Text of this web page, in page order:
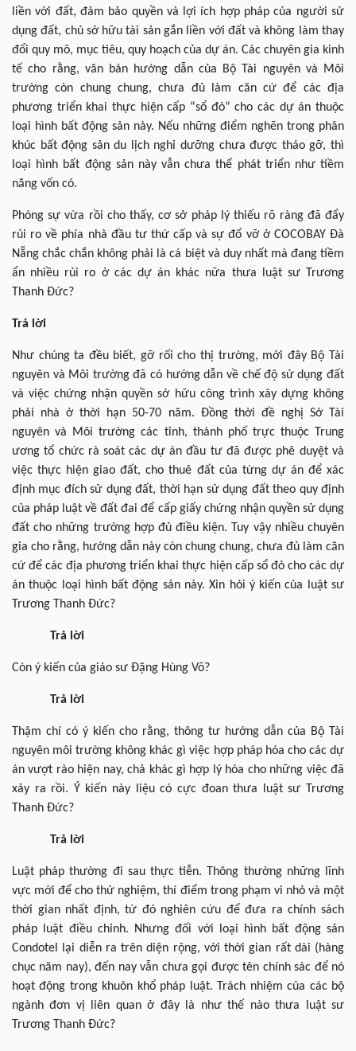
liền với đất, đảm bảo quyền và lợi ích hợp pháp của người sử
dụng đất, chủ sở hữu tài sản gắn liền với đất và không làm thay
đổi quy mô, mục tiêu, quy hoạch của dự án. Các chuyên gia kinh
tế cho rằng, văn bản hướng dẫn của Bộ Tài nguyên và Môi
trường còn chung chung, chưa đủ làm căn cứ để các địa
phương triển khai thực hiện cấp “sổ đỏ” cho các dự án thuộc
loại hình bất động sản này. Nếu những điểm nghẽn trong phân
khúc bất động sản du lịch nghỉ dưỡng chưa được tháo gỡ, thì
loại hình bất động sản này vẫn chưa thể phát triển như tiềm
năng vốn có.
Phóng sự vừa rồi cho thấy, cơ sở pháp lý thiếu rõ ràng đã đẩy
rủi ro về phía nhà đầu tư thứ cấp và sự đổ vỡ ở COCOBAY Đà
Nẵng chắc chắn không phải là cá biệt và duy nhất mà đang tiềm
ẩn nhiều rủi ro ở các dự án khác nữa thưa luật sư Trương
Thanh Đức?
Trả lời
Như chúng ta đều biết, gỡ rối cho thị trường, mới đây Bộ Tài
nguyên và Môi trường đã có hướng dẫn về chế độ sử dụng đất
và việc chứng nhận quyền sở hữu công trình xây dựng không
phải nhà ở thời hạn 50-70 năm. Đồng thời đề nghị Sở Tài
nguyên và Môi trường các tỉnh, thành phố trực thuộc Trung
ương tổ chức rà soát các dự án đầu tư đã được phê duyệt và
việc thực hiện giao đất, cho thuê đất của từng dự án để xác
định mục đích sử dụng đất, thời hạn sử dụng đất theo quy định
của pháp luật về đất đai để cấp giấy chứng nhận quyền sử dụng
đất cho những trường hợp đủ điều kiện. Tuy vậy nhiều chuyên
gia cho rằng, hướng dẫn này còn chung chung, chưa đủ làm căn
cứ để các địa phương triển khai thực hiện cấp sổ đỏ cho các dự
án thuộc loại hình bất động sản này. Xin hỏi ý kiến của luật sư
Trương Thanh Đức?
Trả lời
Còn ý kiến của giáo sư Đặng Hùng Võ?
Trả lời
Thậm chí có ý kiến cho rằng, thông tư hướng dẫn của Bộ Tài
nguyên môi trường không khác gì việc hợp pháp hóa cho các dự
án vượt rào hiện nay, chả khác gì hợp lý hóa cho những việc đã
xảy ra rồi. Ý kiến này liệu có cực đoan thưa luật sư Trương
Thanh Đức?
Trả lời
Luật pháp thường đi sau thực tiễn. Thông thường những lĩnh
vực mới để cho thử nghiệm, thí điểm trong phạm vi nhỏ và một
thời gian nhất định, từ đó nghiên cứu để đưa ra chính sách
pháp luật điều chỉnh. Nhưng đối với loại hình bất động sản
Condotel lại diễn ra trên diện rộng, với thời gian rất dài (hàng
chục năm nay), đến nay vẫn chưa gọi được tên chính sác để nó
hoạt động trong khuôn khổ pháp luật. Trách nhiệm của các bộ
ngành đơn vị liên quan ở đây là như thế nào thưa luật sư
Trương Thanh Đức?